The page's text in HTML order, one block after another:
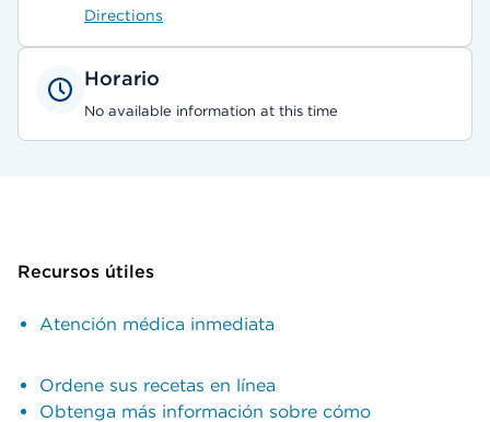
Directions
Horario
No available information at this time
Recursos útiles
Atención médica inmediata
Ordene sus recetas en línea
Obtenga más información sobre cómo